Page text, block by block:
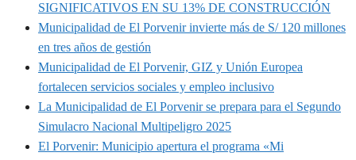
SIGNIFICATIVOS EN SU 13% DE CONSTRUCCIÓN
Municipalidad de El Porvenir invierte más de S/ 120 millones
en tres años de gestión
Municipalidad de El Porvenir, GIZ y Unión Europea
fortalecen servicios sociales y empleo inclusivo
La Municipalidad de El Porvenir se prepara para el Segundo
Simulacro Nacional Multipeligro 2025
El Porvenir: Municipio apertura el programa «Mi